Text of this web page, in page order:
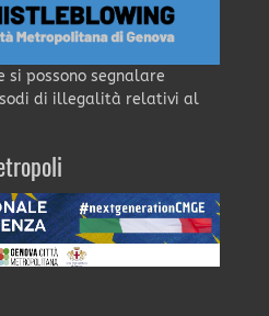
si possono segnalare
di illegalità relativi al